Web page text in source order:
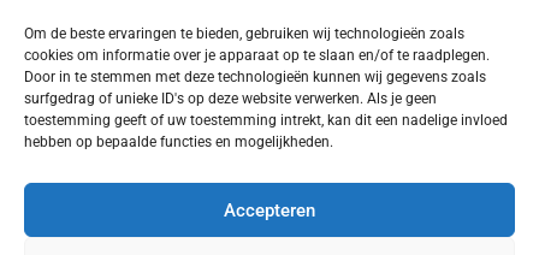
Om de beste ervaringen te bieden, gebruiken wij technologieën zoals
cookies om informatie over je apparaat op te slaan en/of te raadplegen.
Door in te stemmen met deze technologieën kunnen wij gegevens zoals
surfgedrag of unieke ID's op deze website verwerken. Als je geen
toestemming geeft of uw toestemming intrekt, kan dit een nadelige invloed
hebben op bepaalde functies en mogelijkheden.
Accepteren